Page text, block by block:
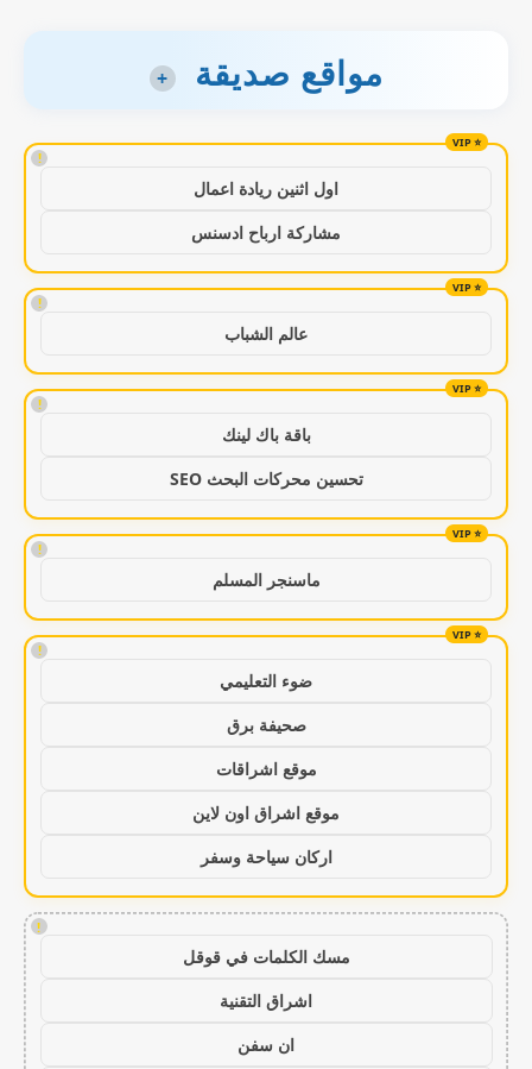
مواقع صديقة +
!
اول اثنين ريادة اعمال
مشاركة ارباح ادسنس
!
عالم الشباب
!
باقة باك لينك
تحسين محركات البحث SEO
!
ماسنجر المسلم
!
ضوء التعليمي
صحيفة برق
موقع اشراقات
موقع اشراق اون لاين
اركان سياحة وسفر
!
مسك الكلمات في قوقل
اشراق التقنية
ان سفن